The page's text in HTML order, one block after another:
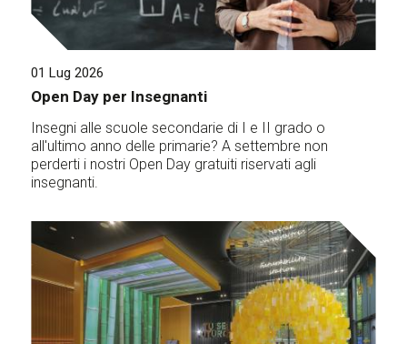
01 Lug 2026
Open Day per Insegnanti
Insegni alle scuole secondarie di I e II grado o
all'ultimo anno delle primarie? A settembre non
perderti i nostri Open Day gratuiti riservati agli
insegnanti.